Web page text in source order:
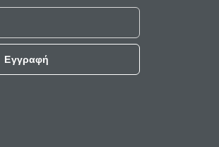
Εγγραφή